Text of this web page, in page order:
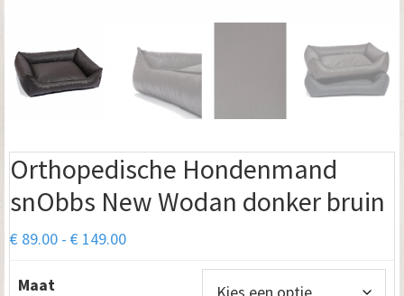
Orthopedische Hondenmand
snObbs New Wodan donker bruin
€ 89.00 - € 149.00Prijsklasse:
Maat